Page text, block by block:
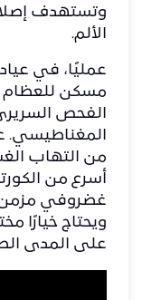
وتستهدف
الألم.
عمليًا، في
مسكن للعظام
الفحص
المغناطيسي.
من التهاب
أسرع من
غضروفي مزمن
ويحتاج خيارًا
على المدى